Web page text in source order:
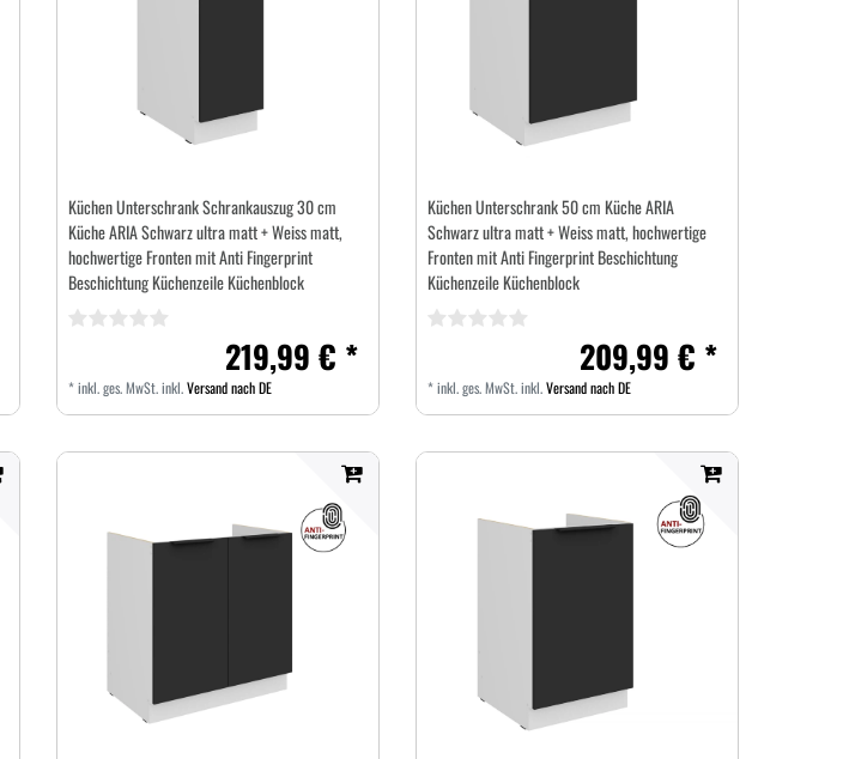
Küchen Unterschrank Schrankauszug 30 cm
Küche ARIA Schwarz ultra matt + Weiss matt,
hochwertige Fronten mit Anti Fingerprint
Beschichtung Küchenzeile Küchenblock
219,99 € *
*inkl. ges. MwSt.inkl.Versand nach DE
Küchen Unterschrank 50 cm Küche ARIA
Schwarz ultra matt + Weiss matt, hochwertige
Fronten mit Anti Fingerprint Beschichtung
Küchenzeile Küchenblock
209,99 € *
*inkl. ges. MwSt.inkl.Versand nach DE